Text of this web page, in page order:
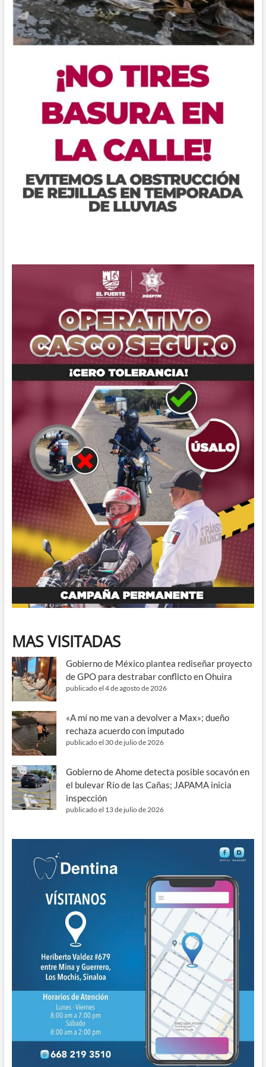
MAS VISITADAS
Gobierno de México plantea rediseñar proyecto
de GPO para destrabar conflicto en Ohuira
publicado el 4 de agosto de 2026
«A mí no me van a devolver a Max»; dueño
rechaza acuerdo con imputado
publicado el 30 de julio de 2026
Gobierno de Ahome detecta posible socavón en
el bulevar Río de las Cañas; JAPAMA inicia
inspección
publicado el 13 de julio de 2026